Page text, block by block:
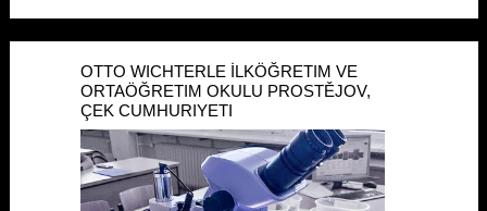
OTTO WICHTERLE İLKÖĞRETIM VE
ORTAÖĞRETIM OKULU PROSTĚJOV,
ÇEK CUMHURIYETI
OTTO WICHTERLE İLKÖĞRETIM VE
ORTAÖĞRETIM OKULU PROSTĚJOV,
ÇEK CUMHURIYETI